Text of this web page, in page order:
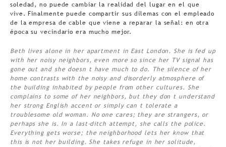
soledad, no puede cambiar la realidad del lugar en el que
vive. Finalmente puede compartir sus dilemas con el empleado
de la empresa de cable que viene a reparar la señal: en otra
época su vecindario era mucho mejor.
Beth lives alone in her apartment in East London. She is fed up
with her noisy neighbors, even more so since her TV signal has
gone out and she doesn t have much to do. The silence of her
home contrasts with the noisy and disorderly atmosphere of
the building inhabited by people from other cultures. She
complains to some of her neighbors, but they don t understand
her strong English accent or simply can t tolerate a
troublesome old woman. No one cares; they are strangers, or
perhaps she is. In a last-ditch attempt, she calls the police.
Everything gets worse; the neighborhood lets her know that
this is not her building. She takes refuge in her solitude,